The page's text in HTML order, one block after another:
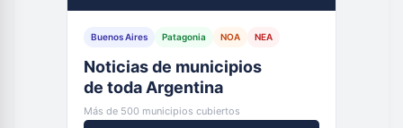
Buenos Aires Patagonia NOA NEA
Noticias de municipios
de toda Argentina
Más de 500 municipios cubiertos